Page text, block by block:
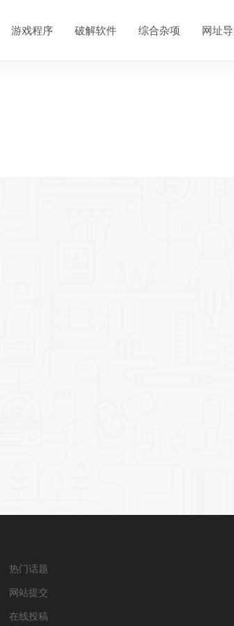
游戏程序 破解软件 综合杂项 网址
热门话题
网站提交
在线投稿